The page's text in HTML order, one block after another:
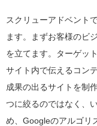
スクリューアドベント
ます。まずお客様のビ
を立てます。ターゲッ
サイト内で伝えるコン
成果の出るサイトを制
つに絞るのではなく、
め、Googleのアルゴリ